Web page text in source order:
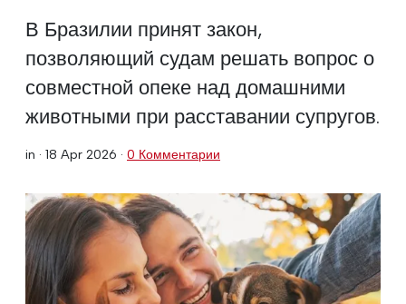
В Бразилии принят закон,
позволяющий судам решать вопрос о
совместной опеке над домашними
животными при расставании супругов.
in · 18 Apr 2026 · 0 Комментарии